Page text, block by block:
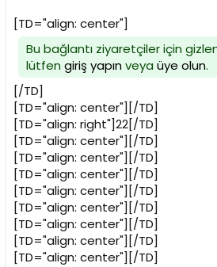
[TD="align: center"]
Bu bağlantı ziyaretçiler için
lütfen giriş yapınveya üye olun.
[/TD]
[TD="align: center"][/TD]
[TD="align: right"]22[/TD]
[TD="align: center"][/TD]
[TD="align: center"][/TD]
[TD="align: center"][/TD]
[TD="align: center"][/TD]
[TD="align: center"][/TD]
[TD="align: center"][/TD]
[TD="align: center"][/TD]
[TD="align: center"][/TD]